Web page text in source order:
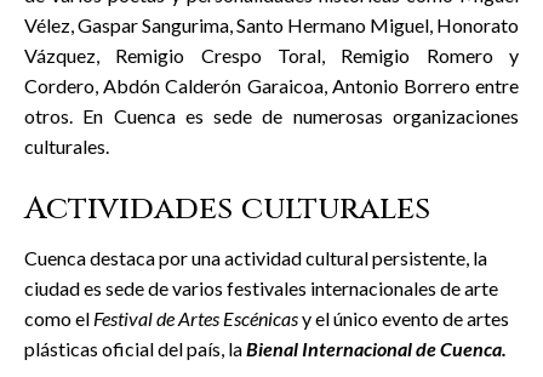
Vélez, Gaspar Sangurima, Santo Hermano Miguel, Honorato
Vázquez, Remigio Crespo Toral, Remigio Romero y
Cordero, Abdón Calderón Garaicoa, Antonio Borrero entre
otros. En Cuenca es sede de numerosas organizaciones
culturales.
Actividades culturales
Cuenca destaca por una actividad cultural persistente, la
ciudad es sede de varios festivales internacionales de arte
como el Festival de Artes Escénicasy el único evento de artes
plásticas oficial del país, laBienal Internacional de Cuenca.